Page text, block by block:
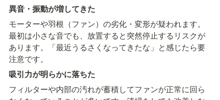
異音・振動が増してきた
モーターや羽根（ファン）の劣化・変形が疑われます。
最初は小さな音でも、放置すると突然停止するリスクが
あります。「最近うるさくなってきたな」と感じたら要
注意です。
吸引力が明らかに落ちた
フィルターや内部の汚れが蓄積してファンが正常に回ら